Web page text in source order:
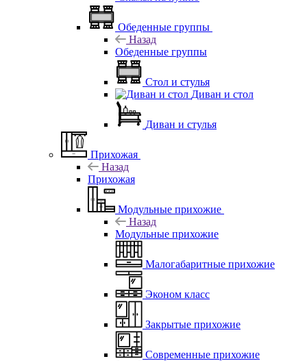
Обеденные группы
Назад
Обеденные группы
Стол и стулья
Диван и стол
Диван и стулья
Прихожая
Назад
Прихожая
Модульные прихожие
Назад
Модульные прихожие
Малогабаритные прихожие
Эконом класс
Закрытые прихожие
Современные прихожие